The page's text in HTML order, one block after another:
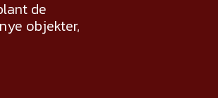
de
objekter,